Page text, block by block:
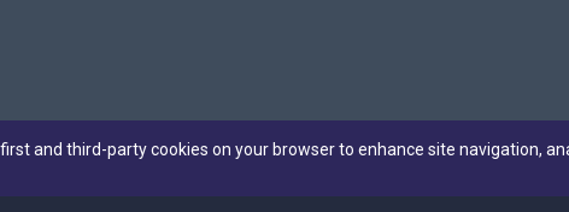
and third-party cookies on your browser to enhance site navigation,